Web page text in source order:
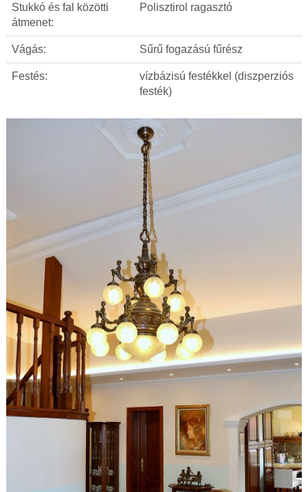
Stukkó és fal közötti
átmenet:
Polisztirol ragasztó
Vágás: Sűrű fogazású fűrész
Festés:
vízbázisú festékkel (diszperziós
festék)